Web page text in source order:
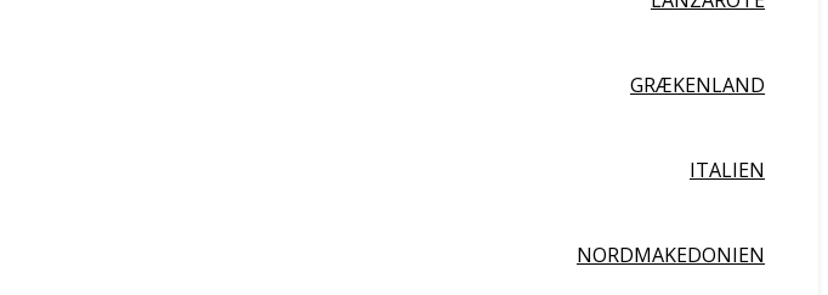
GRÆKENLAND
ITALIEN
NORDMAKEDONIEN